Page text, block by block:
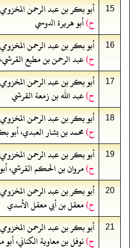
15 أبو بكر بن عبد الرحمن
ح)أبو هريرة الدوسي
16 أبو بكر بن عبد الرحمن
ح)عبد الرحمن بن مطيع
17 أبو بكر بن عبد الرحمن
ح)عبد الله بن زمعة القرشي
18 أبو بكر بن عبد الرحمن
ح)محمد بن بشار العبدي، أبو
19 أبو بكر بن عبد الرحمن
ح)مروان بن الحكم القرشي،
20 أبو بكر بن عبد الرحمن
ح)معقل بن أبي معقل الأسدي
21 أبو بكر بن عبد الرحمن
ح)نوفل بن معاوية الكناني، أبو